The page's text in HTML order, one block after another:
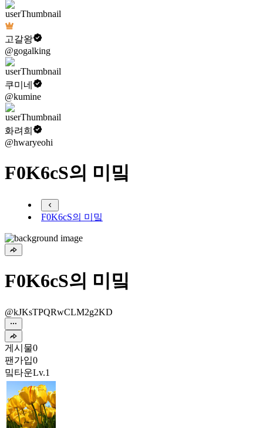
고갈왕
@gogalking
쿠미네
@kumine
화려희
@hwaryeohi
F0K6cS의 미밐
F0K6cS의 미밐
F0K6cS의 미밐
@kJKsTPQRwCLM2g2KD
게시물0
팬가입0
밐타운Lv.1